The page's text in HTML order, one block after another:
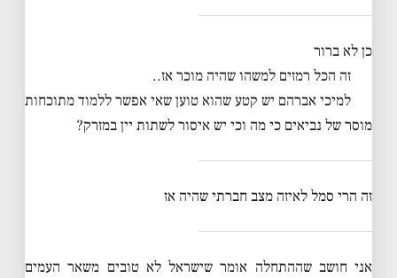
כן לא ברור
זה הכל רמזים למשהו שהיה מוכר אז..
למיכי אברהם יש קטע שהוא טוען שאי אפשר ללמוד מתוכחות
מוסר של נביאים כי מה וכי יש איסור לשתות יין במזרק?
זה הרי סמל לאיזה מצב חברתי שהיה אז
אני חושב שההתחלה אומר שישראל לא טובים משאר העמים